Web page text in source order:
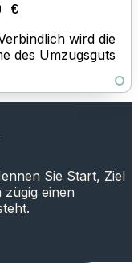
€
wird die
des Umzugsguts
Sie Start, Ziel
einen